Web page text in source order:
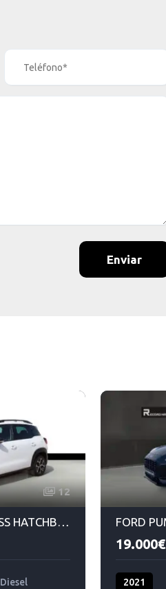
Enviar
12
CITROEN C3 AIRCROSS HATCHBACK SHINE 1.5 BLUEHDI STS 120 EAT6
Diesel
19.000€
2021